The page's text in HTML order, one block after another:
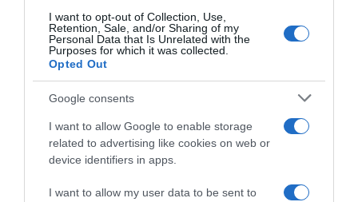
I want to opt-out of Collection, Use,
Retention, Sale, and/or Sharing of my
Personal Data that Is Unrelated with the
Purposes for which it was collected.
Opted Out
Google consents
I want to allow Google to enable storage
related to advertising like cookies on web or
device identifiers in apps.
I want to allow my user data to be sent to
2026-08-06.
Ahány ház, annyi hűsítő